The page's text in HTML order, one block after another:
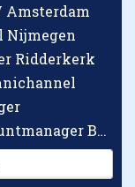
Amsterdam
Nijmegen
Ridderkerk
Checkpoint Systems Key Accountmanager Benelux